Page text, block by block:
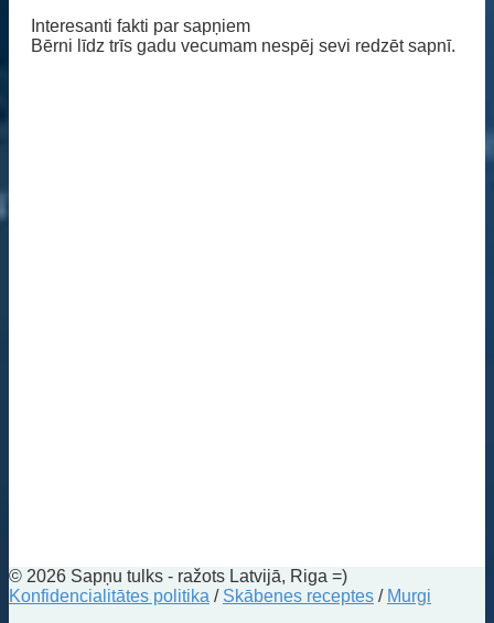
Interesanti fakti par sapņiem
Bērni līdz trīs gadu vecumam nespēj sevi redzēt sapnī.
© 2026 Sapņu tulks - ražots Latvijā, Riga =)
Konfidencialitātes politika / Skābenes receptes / Murgi